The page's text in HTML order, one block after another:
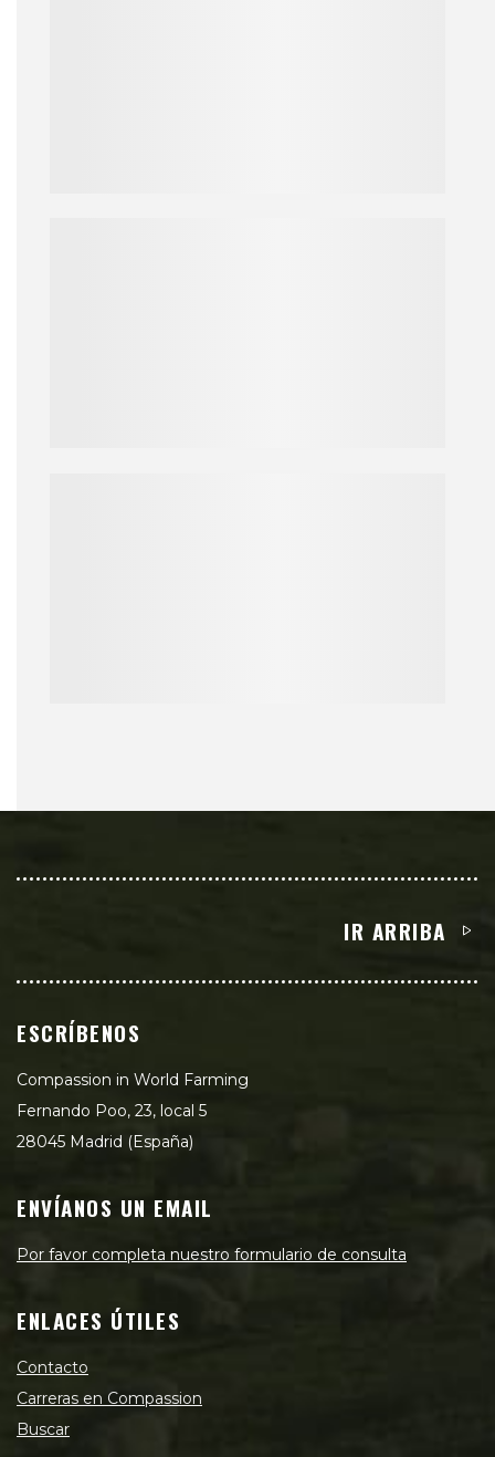
IR ARRIBA
ESCRÍBENOS
Compassion in World Farming
Fernando Poo, 23, local 5
28045 Madrid (España)
ENVÍANOS UN EMAIL
Por favor completa nuestro formulario de consulta
ENLACES ÚTILES
Contacto
Carreras en Compassion
Buscar